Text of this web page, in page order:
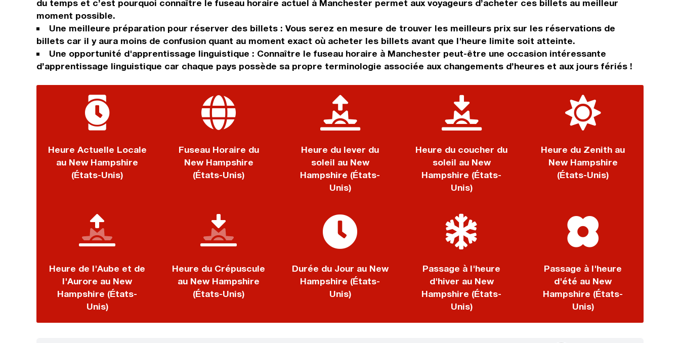
du temps et c’est pourquoi connaître le fuseau horaire actuel à Manchester permet aux voyageurs d’acheter ces billets au meilleur
moment possible.
Une meilleure préparation pour réserver des billets : Vous serez en mesure de trouver les meilleurs prix sur les réservations de
billets car il y aura moins de confusion quant au moment exact où acheter les billets avant que l'heure limite soit atteinte.
Une opportunité d'apprentissage linguistique : Connaître le fuseau horaire à Manchester peut-être une occasion intéressante
d’apprentissage linguistique car chaque pays possède sa propre terminologie associée aux changements d’heures et aux jours fériés !
Heure Actuelle Locale
au New Hampshire
(États-Unis)
Fuseau Horaire du
New Hampshire
(États-Unis)
Heure du lever du
soleil au New
Hampshire (États-
Unis)
Heure du coucher du
soleil au New
Hampshire (États-
Unis)
Heure du Zenith au
New Hampshire
(États-Unis)
Heure de l'Aube et de
l'Aurore au New
Hampshire (États-
Unis)
Heure du Crépuscule
au New Hampshire
(États-Unis)
Durée du Jour au New
Hampshire (États-
Unis)
Passage à l'heure
d'hiver au New
Hampshire (États-
Unis)
Passage à l'heure
d'été au New
Hampshire (États-
Unis)